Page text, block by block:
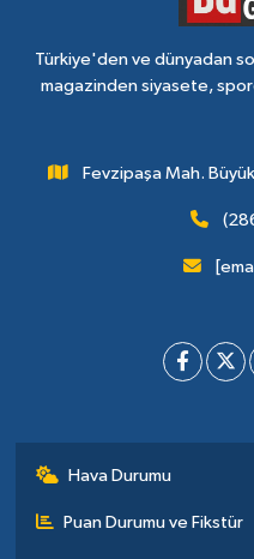
Türkiye'den ve dünyadan
magazinden siyasete,
Fevzipaşa Mah.
Hava Durumu
Puan Durumu ve Fikstür